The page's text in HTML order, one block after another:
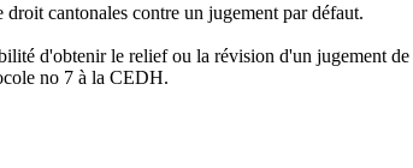
cantonales contre un jugement par défaut.
d'obtenir le relief ou la révision d'un jugement
no 7 à la CEDH.